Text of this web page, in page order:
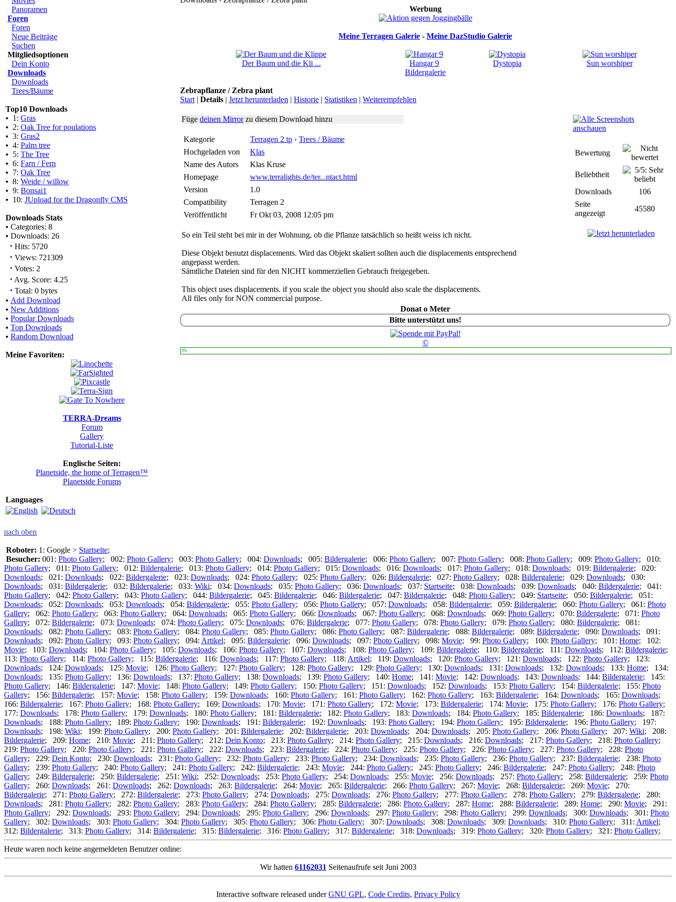
Panoramen
Foren
Foren
Neue Beiträge
Suchen
Mitgliedsoptionen
Dein Konto
Downloads
Downloads
Trees/Bäume
Top10 Downloads
• 1: Gras
• 2: Oak Tree for poulations
• 3: Gras2
• 4: Palm tree
• 5: The Tree
• 6: Farn / Fern
• 7: Oak Tree
• 8: Weide / willow
• 9: Bonsai1
• 10: JUpload for the Dragonfly CMS
Downloads Stats
• Categories: 8
• Downloads: 26
· Hits: 5720
· Views: 721309
· Votes: 2
· Avg. Score: 4.25
· Total: 0 bytes
• Add Download
• New Additions
• Popular Downloads
• Top Downloads
• Random Download
Meine Favoriten:
TERRA-Dreams
Forum
Gallery
Tutorial-Liste
Englische Seiten:
Planetside, the home of Terragen™
Planetside Forums
Languages
Werbung
Meine Terragen Galerie - Meine DazStudio Galerie
Der Baum und die Kli ... Hangar 9 Dystopia
Sun worshiper
Bildergalerie
Zebrapflanze / Zebra plant
Start | Details | Jetzt herunterladen | Historie | Statistiken | Weiterempfehlen
Füge deinen Mirrorzu diesem Download hinzu
Kategorie Terragen 2 tp › Trees / Bäume
Hochgeladen von
Klas
Name des Autors
Klas Kruse
Homepage
www.terralights.de/ter...ntact.html
Version
1.0
Compatibility
Terragen 2
Veröffentlicht
Fr Okt 03, 2008 12:05 pm
So ein Teil steht bei mir in der Wohnung, ob die Pflanze tatsächlich so heißt weiss ich nicht.
Diese Objekt benutzt displacements. Wird das Objekt skaliert sollten auch die displacements entsprechend
angepasst werden.
Sämtliche Dateien sind für den NICHT kommerziellen Gebrauch freigegeben.
This object uses displacements. if you scale the object you should also scale the displacements.
All files only for NON commercial purpose.
Bewertung
Beliebtheit
Downloads
106
Seite
angezeigt
45580
Donat o Meter
Bitte unterstützt uns!
©
0%
nach oben
Roboter: 1: Google > Startseite;
Besucher: 001: Photo Gallery; 002: Photo Gallery; 003: Photo Gallery; 004: Downloads; 005: Bildergalerie; 006: Photo Gallery; 007: Photo Gallery; 008: Photo Gallery; 009: Photo Gallery; 010:
Photo Gallery; 011: Photo Gallery; 012: Bildergalerie; 013: Photo Gallery; 014: Photo Gallery; 015: Downloads; 016: Downloads; 017: Photo Gallery; 018: Downloads; 019: Bildergalerie; 020:
Downloads; 021: Downloads; 022: Bildergalerie; 023: Downloads; 024: Photo Gallery; 025: Photo Gallery; 026: Bildergalerie; 027: Photo Gallery; 028: Bildergalerie; 029: Downloads; 030:
Downloads; 031: Bildergalerie; 032: Bildergalerie; 033: Wiki; 034: Downloads; 035: Photo Gallery; 036: Downloads; 037: Startseite; 038: Downloads; 039: Downloads; 040: Bildergalerie; 041:
Photo Gallery; 042: Photo Gallery; 043: Photo Gallery; 044: Bildergalerie; 045: Bildergalerie; 046: Bildergalerie; 047: Bildergalerie; 048: Photo Gallery; 049: Startseite; 050: Bildergalerie; 051:
Downloads; 052: Downloads; 053: Downloads; 054: Bildergalerie; 055: Photo Gallery; 056: Photo Gallery; 057: Downloads; 058: Bildergalerie; 059: Bildergalerie; 060: Photo Gallery; 061: Photo
Gallery; 062: Photo Gallery; 063: Photo Gallery; 064: Downloads; 065: Photo Gallery; 066: Downloads; 067: Photo Gallery; 068: Downloads; 069: Photo Gallery; 070: Bildergalerie; 071: Photo
Gallery; 072: Bildergalerie; 073: Downloads; 074: Photo Gallery; 075: Downloads; 076: Bildergalerie; 077: Photo Gallery; 078: Photo Gallery; 079: Photo Gallery; 080: Bildergalerie; 081:
Downloads; 082: Photo Gallery; 083: Photo Gallery; 084: Photo Gallery; 085: Photo Gallery; 086: Photo Gallery; 087: Bildergalerie; 088: Bildergalerie; 089: Bildergalerie; 090: Downloads; 091:
Downloads; 092: Photo Gallery; 093: Photo Gallery; 094: Artikel; 095: Bildergalerie; 096: Downloads; 097: Photo Gallery; 098: Movie; 99: Photo Gallery; 100: Photo Gallery; 101: Home; 102:
Movie; 103: Downloads; 104: Photo Gallery; 105: Downloads; 106: Photo Gallery; 107: Downloads; 108: Photo Gallery; 109: Bildergalerie; 110: Bildergalerie; 111: Downloads; 112: Bildergalerie;
113: Photo Gallery; 114: Photo Gallery; 115: Bildergalerie; 116: Downloads; 117: Photo Gallery; 118: Artikel; 119: Downloads; 120: Photo Gallery; 121: Downloads; 122: Photo Gallery; 123:
Downloads; 124: Downloads; 125: Movie; 126: Photo Gallery; 127: Photo Gallery; 128: Photo Gallery; 129: Photo Gallery; 130: Downloads; 131: Downloads; 132: Downloads; 133: Home; 134:
Downloads; 135: Photo Gallery; 136: Downloads; 137: Photo Gallery; 138: Downloads; 139: Photo Gallery; 140: Home; 141: Movie; 142: Downloads; 143: Downloads; 144: Bildergalerie; 145:
Photo Gallery; 146: Bildergalerie; 147: Movie; 148: Photo Gallery; 149: Photo Gallery; 150: Photo Gallery; 151: Downloads; 152: Downloads; 153: Photo Gallery; 154: Bildergalerie; 155: Photo
Gallery; 156: Bildergalerie; 157: Movie; 158: Photo Gallery; 159: Downloads; 160: Photo Gallery; 161: Photo Gallery; 162: Photo Gallery; 163: Bildergalerie; 164: Downloads; 165: Downloads;
166: Bildergalerie; 167: Photo Gallery; 168: Photo Gallery; 169: Downloads; 170: Movie; 171: Photo Gallery; 172: Movie; 173: Bildergalerie; 174: Movie; 175: Photo Gallery; 176: Photo Gallery;
177: Downloads; 178: Photo Gallery; 179: Downloads; 180: Photo Gallery; 181: Bildergalerie; 182: Photo Gallery; 183: Downloads; 184: Photo Gallery; 185: Bildergalerie; 186: Downloads; 187:
Downloads; 188: Photo Gallery; 189: Photo Gallery; 190: Downloads; 191: Bildergalerie; 192: Downloads; 193: Photo Gallery; 194: Photo Gallery; 195: Bildergalerie; 196: Photo Gallery; 197:
Downloads; 198: Wiki; 199: Photo Gallery; 200: Photo Gallery; 201: Bildergalerie; 202: Bildergalerie; 203: Downloads; 204: Downloads; 205: Photo Gallery; 206: Photo Gallery; 207: Wiki; 208:
Bildergalerie; 209: Home; 210: Movie; 211: Photo Gallery; 212: Dein Konto; 213: Photo Gallery; 214: Photo Gallery; 215: Downloads; 216: Downloads; 217: Photo Gallery; 218: Photo Gallery;
219: Photo Gallery; 220: Photo Gallery; 221: Photo Gallery; 222: Downloads; 223: Bildergalerie; 224: Photo Gallery; 225: Photo Gallery; 226: Photo Gallery; 227: Photo Gallery; 228: Photo
Gallery; 229: Dein Konto; 230: Downloads; 231: Photo Gallery; 232: Photo Gallery; 233: Photo Gallery; 234: Downloads; 235: Photo Gallery; 236: Photo Gallery; 237: Bildergalerie; 238: Photo
Gallery; 239: Photo Gallery; 240: Photo Gallery; 241: Photo Gallery; 242: Bildergalerie; 243: Movie; 244: Photo Gallery; 245: Photo Gallery; 246: Bildergalerie; 247: Photo Gallery; 248: Photo
Gallery; 249: Bildergalerie; 250: Bildergalerie; 251: Wiki; 252: Downloads; 253: Photo Gallery; 254: Downloads; 255: Movie; 256: Downloads; 257: Photo Gallery; 258: Bildergalerie; 259: Photo
Gallery; 260: Downloads; 261: Downloads; 262: Downloads; 263: Bildergalerie; 264: Movie; 265: Bildergalerie; 266: Photo Gallery; 267: Movie; 268: Bildergalerie; 269: Movie; 270:
Bildergalerie; 271: Photo Gallery; 272: Bildergalerie; 273: Photo Gallery; 274: Downloads; 275: Downloads; 276: Photo Gallery; 277: Photo Gallery; 278: Photo Gallery; 279: Bildergalerie; 280:
Downloads; 281: Photo Gallery; 282: Photo Gallery; 283: Photo Gallery; 284: Photo Gallery; 285: Bildergalerie; 286: Photo Gallery; 287: Home; 288: Bildergalerie; 289: Home; 290: Movie; 291:
Photo Gallery; 292: Downloads; 293: Photo Gallery; 294: Downloads; 295: Photo Gallery; 296: Downloads; 297: Photo Gallery; 298: Photo Gallery; 299: Downloads; 300: Downloads; 301: Photo
Gallery; 302: Downloads; 303: Photo Gallery; 304: Photo Gallery; 305: Photo Gallery; 306: Photo Gallery; 307: Downloads; 308: Downloads; 309: Downloads; 310: Photo Gallery; 311: Artikel;
312: Bildergalerie; 313: Photo Gallery; 314: Bildergalerie; 315: Bildergalerie; 316: Photo Gallery; 317: Bildergalerie; 318: Downloads; 319: Photo Gallery; 320: Photo Gallery; 321: Photo Gallery;
Heute waren noch keine angemeldeten Benutzer online:
Wir hatten 61162031 Seitenaufrufe seit Juni 2003
Interactive software released underGNU GPL, Code Credits, Privacy Policy